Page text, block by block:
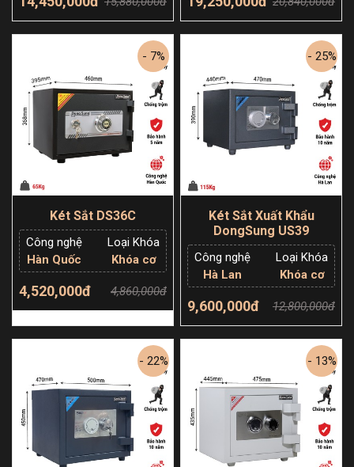
Thêm giỏ hàng Thêm giỏ hàng
- 7%
Két Sắt DS36C
Công nghệ
Hàn Quốc
Loại Khóa
Khóa cơ
4,520,000đ 4,860,000đ
- 25%
Két Sắt Xuất Khẩu
DongSung US39
Công nghệ
Hà Lan
Loại Khóa
Khóa cơ
9,600,000đ 12,800,000đ
Thêm giỏ hàng
- 22% - 13%